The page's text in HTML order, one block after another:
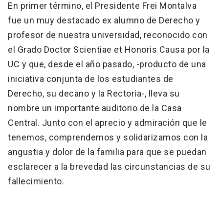
En primer término, el Presidente Frei Montalva
fue un muy destacado ex alumno de Derecho y
profesor de nuestra universidad, reconocido con
el Grado Doctor Scientiae et Honoris Causa por la
UC y que, desde el año pasado, -producto de una
iniciativa conjunta de los estudiantes de
Derecho, su decano y la Rectoría-, lleva su
nombre un importante auditorio de la Casa
Central. Junto con el aprecio y admiración que le
tenemos, comprendemos y solidarizamos con la
angustia y dolor de la familia para que se puedan
esclarecer a la brevedad las circunstancias de su
fallecimiento.